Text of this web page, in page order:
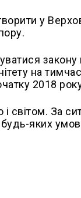
у
закону
на
2018
світом. За
яких